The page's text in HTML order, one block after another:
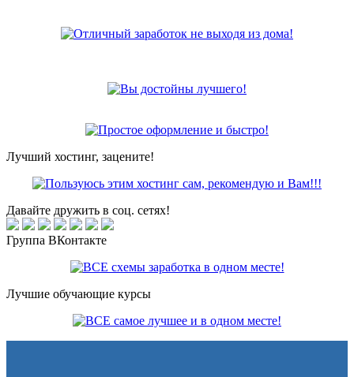
Лучший хостинг, зацените!
Давайте дружить в соц. сетях!
Группа ВКонтакте
Лучшие обучающие курсы